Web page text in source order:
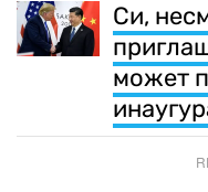
Си,
может